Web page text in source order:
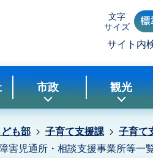
文字
サイズ
サイト内
市政 観光
ども部 子育て支援課 子育て
障害児通所・相談支援事業所等一